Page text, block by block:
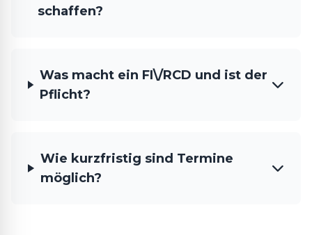
schaffen?
Was macht ein FI\/RCD und ist der
Pflicht?
Wie kurzfristig sind Termine
möglich?